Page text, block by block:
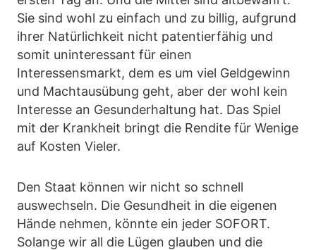
Sie sind wohl zu einfach und zu billig, aufgrund
ihrer Natürlichkeit nicht patentierfähig und
somit uninteressant für einen
Interessensmarkt, dem es um viel Geldgewinn
und Machtausübung geht, aber der wohl kein
Interesse an Gesunderhaltung hat. Das Spiel
mit der Krankheit bringt die Rendite für Wenige
auf Kosten Vieler.
Den Staat können wir nicht so schnell
auswechseln. Die Gesundheit in die eigenen
Hände nehmen, könnte ein jeder SOFORT.
Solange wir all die Lügen glauben und die